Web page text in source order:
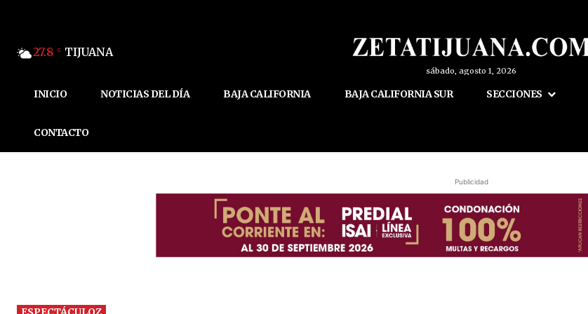
27.8 C TIJUANA
sábado, agosto 1, 2026
INICIO NOTICIAS DEL DÍA BAJA CALIFORNIA BAJA CALIFORNIA SUR SECCIONES
CONTACTO
Publicidad